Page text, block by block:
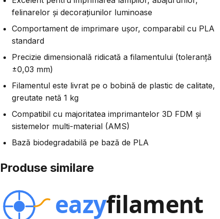
felinarelor și decorațiunilor luminoase
Comportament de imprimare ușor, comparabil cu PLA
standard
Precizie dimensională ridicată a filamentului (toleranță
±0,03 mm)
Filamentul este livrat pe o bobină de plastic de calitate,
greutate netă 1 kg
Compatibil cu majoritatea imprimantelor 3D FDM și
sistemelor multi-material (AMS)
Bază biodegradabilă pe bază de PLA
Produse similare